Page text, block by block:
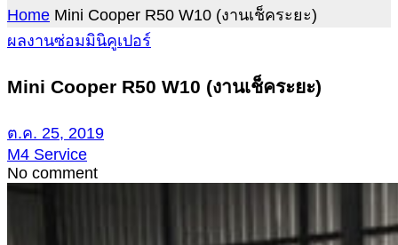
Home Mini Cooper R50 W10 (งานเช็คระยะ)
ผลงานซ่อมมินิคูเปอร์
Mini Cooper R50 W10 (งานเช็คระยะ)
ต.ค. 25, 2019
M4 Service
No comment